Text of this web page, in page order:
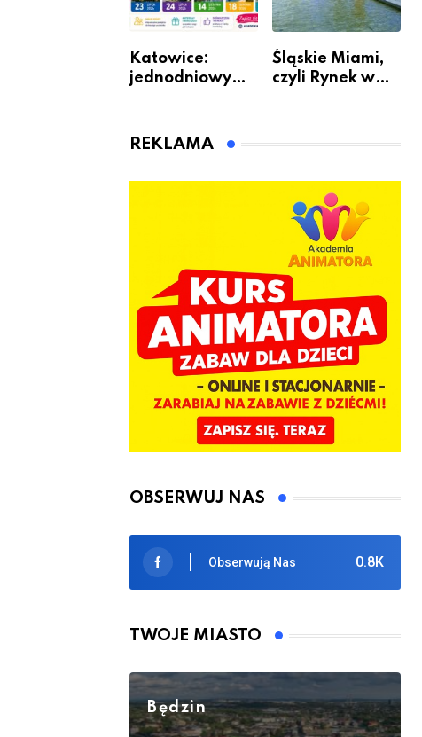
Katowice:
jednodniowy
animatora
Śląskie Miami,
czyli Rynek w
REKLAMA
OBSERWUJ NAS
0.8K
Obserwują Nas
TWOJE MIASTO
Będzin